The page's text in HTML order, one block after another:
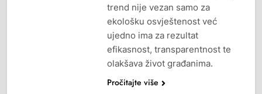
trend nije vezan samo za
ekološku osvještenost već
ujedno ima za rezultat
efikasnost, transparentnost te
olakšava život građanima.
Pročitajte više